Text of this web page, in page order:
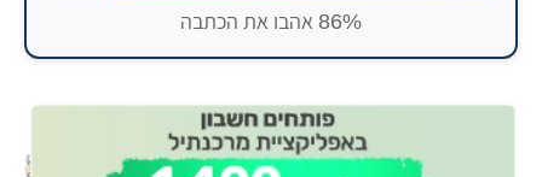
86% אהבו את הכתבה